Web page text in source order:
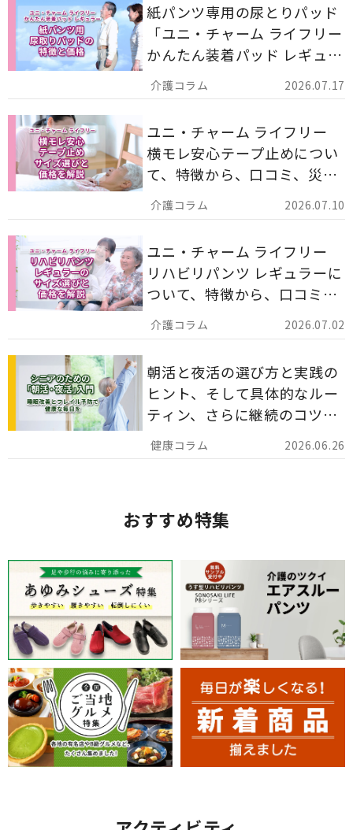
2026.07.17
紙パンツ専用の尿とりパッド
「ユニ・チャーム ライフリー
かんたん装着パッド レギュラ
ー 計162枚」について解説し
ます。
2026.07.10
ユニ・チャーム ライフリー
横モレ安心テープ止めについ
て、特徴から、口コミ、災害
備蓄としての活用法まで分か
りやすく解説します。
2026.07.02
ユニ・チャーム ライフリー
リハビリパンツ レギュラーに
ついて、特徴から、口コミ、
災害備蓄としての活用法まで
分かりやすく解説します。
2026.06.26
朝活と夜活の選び方と実践の
ヒント、そして具体的なルー
ティン、さらに継続のコツま
でを詳しくご紹介します。
おすすめ特集